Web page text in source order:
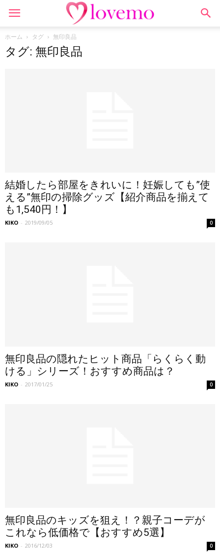
ホーム タグ 無印良品
タグ: 無印良品
結婚したら部屋をきれいに！妊娠しても”使
える”無印の掃除グッズ【紹介商品を揃えて
も1,540円！】
KIKO - 2019/09/05 0
無印良品の隠れたヒット商品「らくらく動
ける」シリーズ！おすすめ商品は？
KIKO - 2017/01/25 0
無印良品のキッズを狙え！？親子コーデが
これなら低価格で【おすすめ5選】
KIKO - 2016/12/03 0